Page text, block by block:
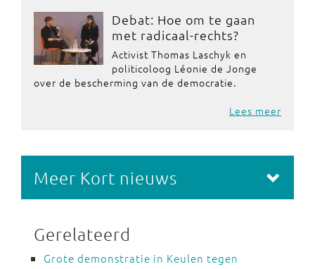
Debat: Hoe om te gaan
met radicaal-rechts?
Activist Thomas Laschyk en
politicoloog Léonie de Jonge
over de bescherming van de democratie.
Lees meer
Meer Kort nieuws
Gerelateerd
Grote demonstratie in Keulen tegen